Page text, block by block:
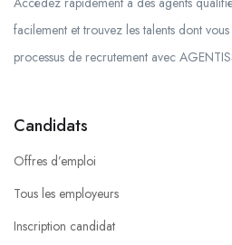
facilement et trouvez les talents dont
processus de recrutement avec
Candidats
Offres d’emploi
Tous les employeurs
Inscription candidat